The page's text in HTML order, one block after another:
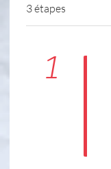
3 étapes
1